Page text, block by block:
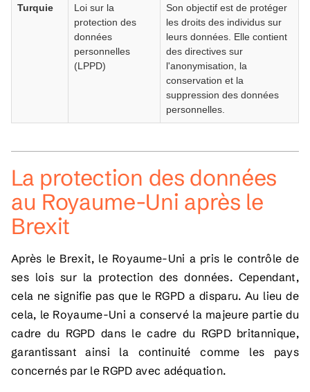
Turquie
Loi sur la
protection des
données
personnelles
(LPPD)
Son objectif est de protéger
les droits des individus sur
leurs données. Elle contient
des directives sur
l'anonymisation, la
conservation et la
suppression des données
personnelles.
La protection des données
au Royaume-Uni après le
Brexit
Après le Brexit, le Royaume-Uni a pris le contrôle de
ses lois sur la protection des données. Cependant,
cela ne signifie pas que le RGPD a disparu. Au lieu de
cela, le Royaume-Uni a conservé la majeure partie du
cadre du RGPD dans le cadre du RGPD britannique,
garantissant ainsi la continuité comme les pays
concernés par le RGPD avec adéquation.